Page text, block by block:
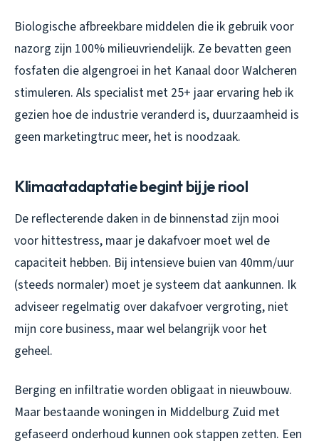
Biologische afbreekbare middelen die ik gebruik voor
nazorg zijn 100% milieuvriendelijk. Ze bevatten geen
fosfaten die algengroei in het Kanaal door Walcheren
stimuleren. Als specialist met 25+ jaar ervaring heb ik
gezien hoe de industrie veranderd is, duurzaamheid is
geen marketingtruc meer, het is noodzaak.
Klimaatadaptatie begint bij je riool
De reflecterende daken in de binnenstad zijn mooi
voor hittestress, maar je dakafvoer moet wel de
capaciteit hebben. Bij intensieve buien van 40mm/uur
(steeds normaler) moet je systeem dat aankunnen. Ik
adviseer regelmatig over dakafvoer vergroting, niet
mijn core business, maar wel belangrijk voor het
geheel.
Berging en infiltratie worden obligaat in nieuwbouw.
Maar bestaande woningen in Middelburg Zuid met
gefaseerd onderhoud kunnen ook stappen zetten. Een